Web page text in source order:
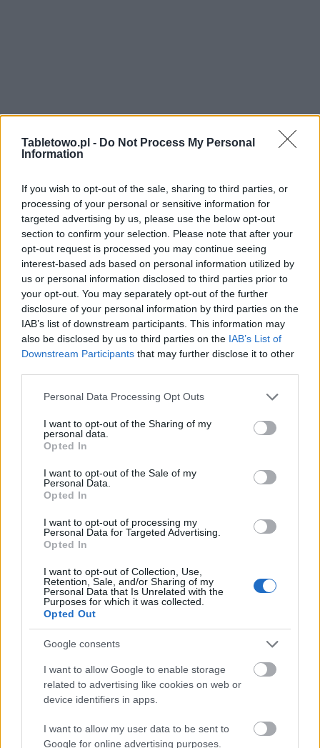
Tabletowo.pl - Do Not Process My Personal
Information
If you wish to opt-out of the sale, sharing to third parties, or
processing of your personal or sensitive information for
targeted advertising by us, please use the below opt-out
section to confirm your selection. Please note that after your
opt-out request is processed you may continue seeing
interest-based ads based on personal information utilized by
us or personal information disclosed to third parties prior to
your opt-out. You may separately opt-out of the further
disclosure of your personal information by third parties on the
IAB’s list of downstream participants. This information may
also be disclosed by us to third parties on the IAB’s List of
Downstream Participants that may further disclose it to other
Please note that this website/app uses one or more Google
not limited to your visit or usage behaviour. You may click to
grant or deny consent to Google and its third-party tags to
use your data for below specified purposes in below Google
consent section.
Personal Data Processing Opt Outs
I want to opt-out of the Sharing of my
personal data.
Opted In
I want to opt-out of the Sale of my
Personal Data.
Opted In
I want to opt-out of processing my
Personal Data for Targeted Advertising.
Opted In
I want to opt-out of Collection, Use,
Retention, Sale, and/or Sharing of my
Personal Data that Is Unrelated with the
Purposes for which it was collected.
Opted Out
Google consents
I want to allow Google to enable storage
related to advertising like cookies on web or
device identifiers in apps.
I want to allow my user data to be sent to
Google for online advertising purposes.